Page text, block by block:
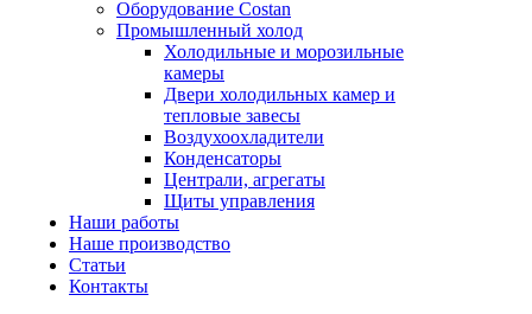
Оборудование Costan
Промышленный холод
Холодильные и морозильные
камеры
Двери холодильных камер и
тепловые завесы
Воздухоохладители
Конденсаторы
Централи, агрегаты
Щиты управления
Наши работы
Наше производство
Статьи
Контакты